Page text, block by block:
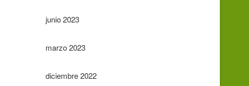
junio 2023
marzo 2023
diciembre 2022